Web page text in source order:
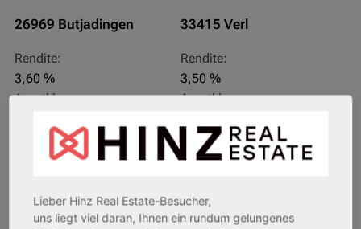
26969 Butjadingen
Rendite:
3,60 %
Assetklasse:
Objekteigenschaft:
Bestandsobjekt
41,59 m² - 62,15 m²
Gesamtpreis:
33415 Verl
Rendite:
3,50 %
Assetklasse:
Objekteigenschaft:
Bestandsobjekt
50,95 m² - 56,21 m²
Gesamtpreis:
Lieber Hinz Real Estate-Besucher,
uns liegt viel daran, Ihnen ein rundum gelungenes